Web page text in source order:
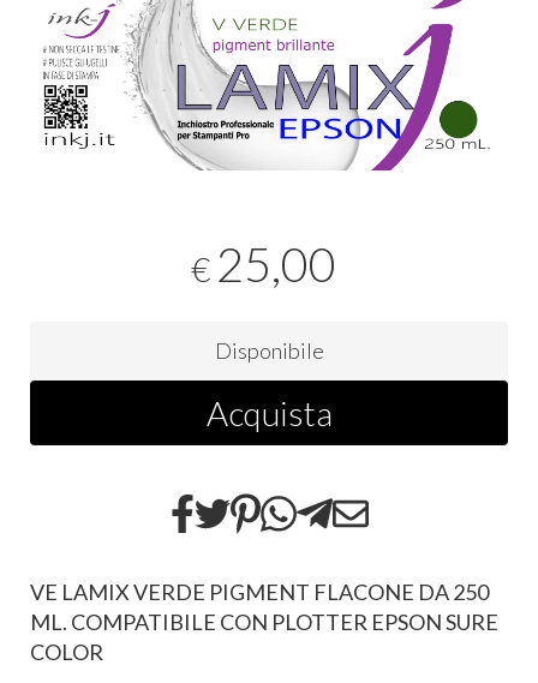
€ 25,00
Disponibile
Acquista
VE LAMIX VERDE PIGMENT FLACONE DA 250
ML. COMPATIBILE CON PLOTTER EPSON SURE
COLOR